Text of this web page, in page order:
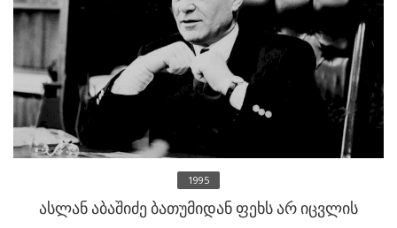
1995
ასლან აბაშიძე ბათუმიდან ფეხს არ იცვლის